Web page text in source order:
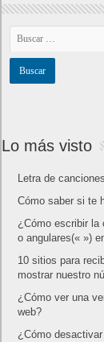
Lo más visto
Letra de
Cómo saber si te
¿Cómo escribir la
o angulares(« »)
10 sitios para
mostrar nuestro
¿Cómo ver una
web?
¿Cómo